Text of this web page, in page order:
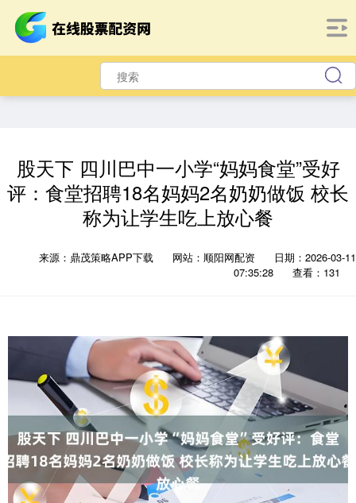
股天下 四川巴中一小学“妈妈食堂”受好
评：食堂招聘18名妈妈2名奶奶做饭 校长
称为让学生吃上放心餐
来源：鼎茂策略APP下载 网站：顺阳网配资
日期：2026-03-11
07:35:28
查看：131